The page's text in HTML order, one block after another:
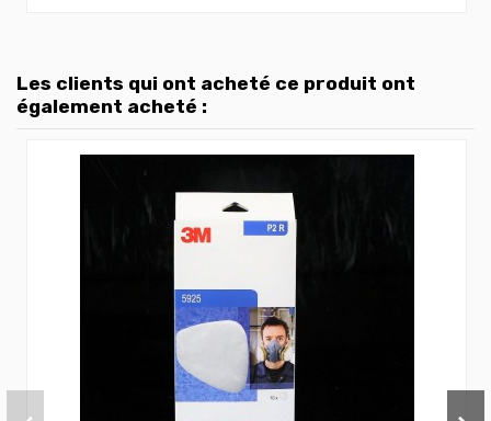
Les clients qui ont acheté ce produit ont
également acheté :